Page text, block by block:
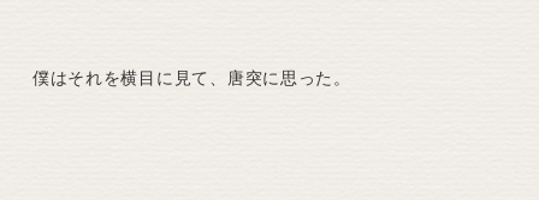
僕はそれを横目に見て、唐突に思った。